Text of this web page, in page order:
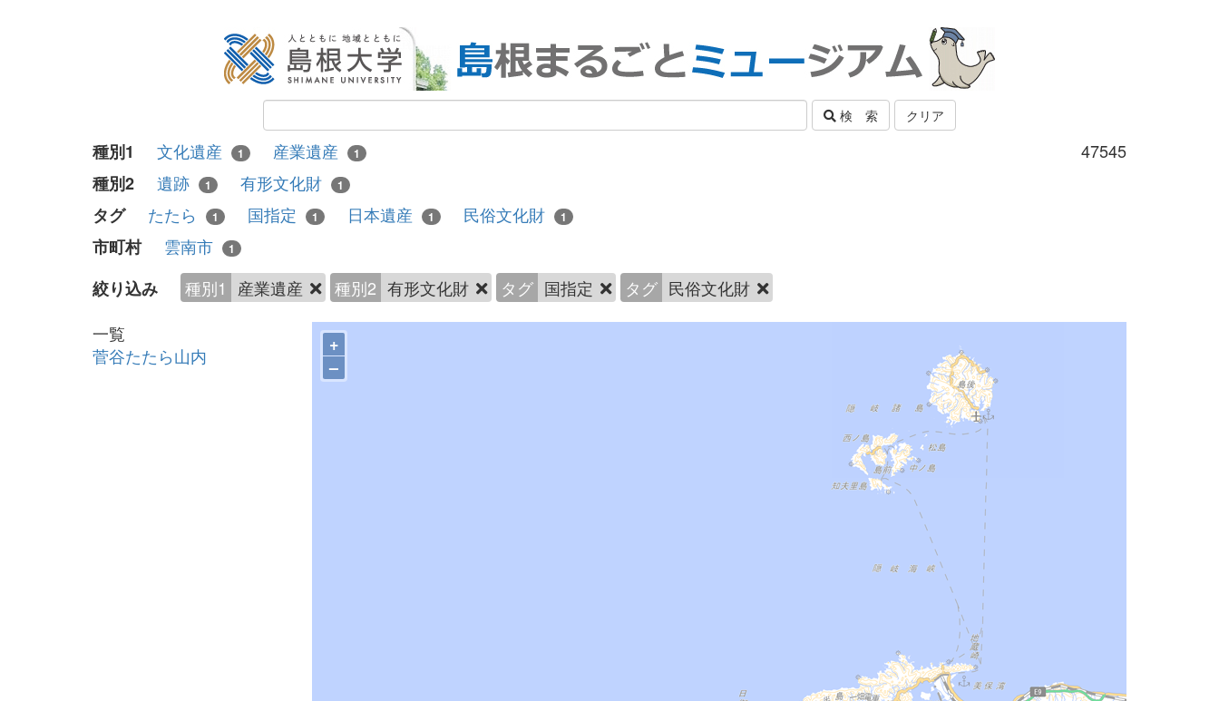
検 索 クリア
47545
種別1 文化遺産 1 産業遺産 1
種別2 遺跡 1 有形文化財 1
タグ たたら 1 国指定 1 日本遺産 1 民俗文化財 1
市町村 雲南市 1
絞り込み 種別1 産業遺産 種別2 有形文化財 タグ 国指定 タグ 民俗文化財
一覧
菅谷たたら山内
+
–